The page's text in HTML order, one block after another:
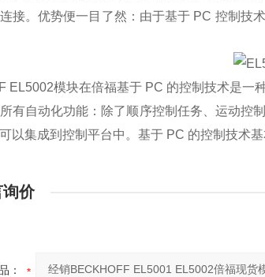
接。优势便一目了然：由于基于 PC 控制技
EL5002模块在倍福基于 PC 的控制技术是一
有自动化功能：除了顺序控制任务、运动控
以集成到控制平台中。基于 PC 的控制技术
询价
：